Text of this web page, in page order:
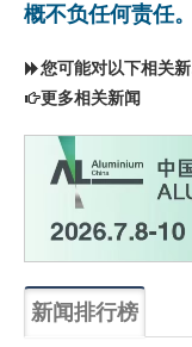
概不负任何责任。
您可能对以下相关新闻同样感兴趣
更多相关新闻
新闻排行榜